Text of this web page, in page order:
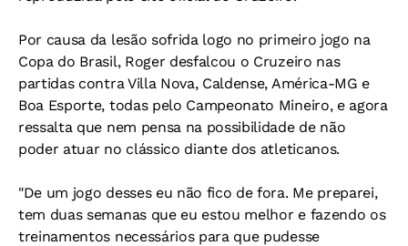
Por causa da lesão sofrida logo no primeiro jogo na
Copa do Brasil, Roger desfalcou o Cruzeiro nas
partidas contra Villa Nova, Caldense, América-MG e
Boa Esporte, todas pelo Campeonato Mineiro, e agora
ressalta que nem pensa na possibilidade de não
poder atuar no clássico diante dos atleticanos.
"De um jogo desses eu não fico de fora. Me preparei,
tem duas semanas que eu estou melhor e fazendo os
treinamentos necessários para que pudesse